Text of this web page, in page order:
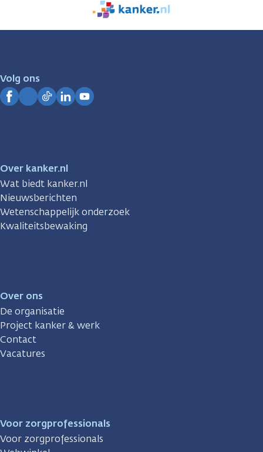
We
zijn
Volg ons
Over kanker.nl
Wat biedt kanker.nl
Nieuwsberichten
Wetenschappelijk onderzoek
Kwaliteitsbewaking
Over ons
De organisatie
Project kanker & werk
Contact
Vacatures
Voor zorgprofessionals
Voor zorgprofessionals